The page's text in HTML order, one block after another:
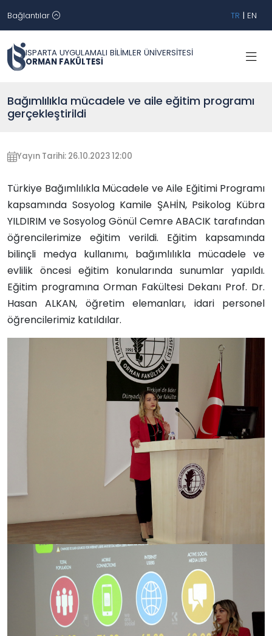
Bağlantılar TR | EN
ISPARTA UYGULAMALI BİLİMLER ÜNİVERSİTESİ
ORMAN FAKÜLTESİ
Bağımlılıkla mücadele ve aile eğitim programı
gerçekleştirildi
Yayın Tarihi: 26.10.2023 12:00
Türkiye Bağımlılıkla Mücadele ve Aile Eğitimi Programı
kapsamında Sosyolog Kamile ŞAHİN, Psikolog Kübra
YILDIRIM ve Sosyolog Gönül Cemre ABACIK tarafından
öğrencilerimize eğitim verildi. Eğitim kapsamında
bilinçli medya kullanımı, bağımlılıkla mücadele ve
evlilik öncesi eğitim konularında sunumlar yapıldı.
Eğitim programına Orman Fakültesi Dekanı Prof. Dr.
Hasan ALKAN, öğretim elemanları, idari personel
öğrencilerimiz katıldılar.